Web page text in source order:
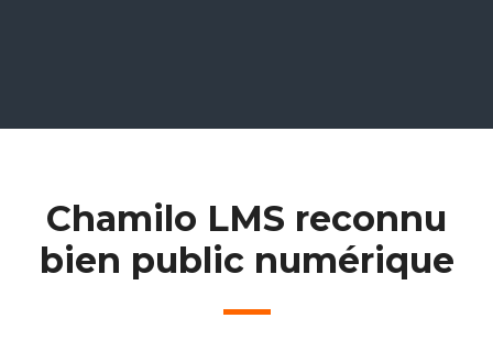
Chamilo LMS reconnu
bien public numérique